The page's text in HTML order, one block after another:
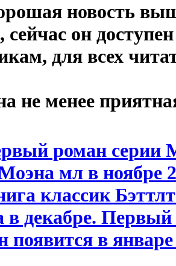
новость
сейчас он
для всех
не менее
роман серии
мл в ноябре
классик
в декабре.
в январе